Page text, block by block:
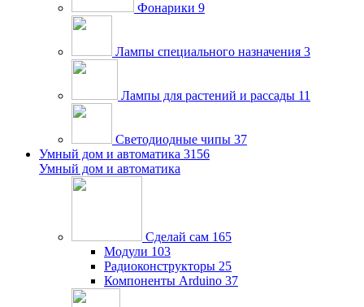
Фонарики 9
Лампы специального назначения 3
Лампы для растений и рассады 11
Светодиодные чипы 37
Умный дом и автоматика 3156
Умный дом и автоматика
Сделай сам 165
Модули 103
Радиоконструкторы 25
Компоненты Arduino 37